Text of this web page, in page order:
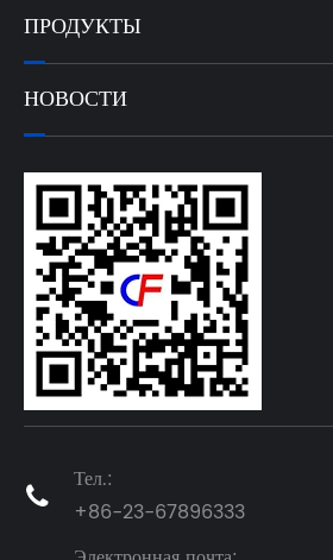
ПРОДУКТЫ
НОВОСТИ

Тел.:
+86-23-67896333